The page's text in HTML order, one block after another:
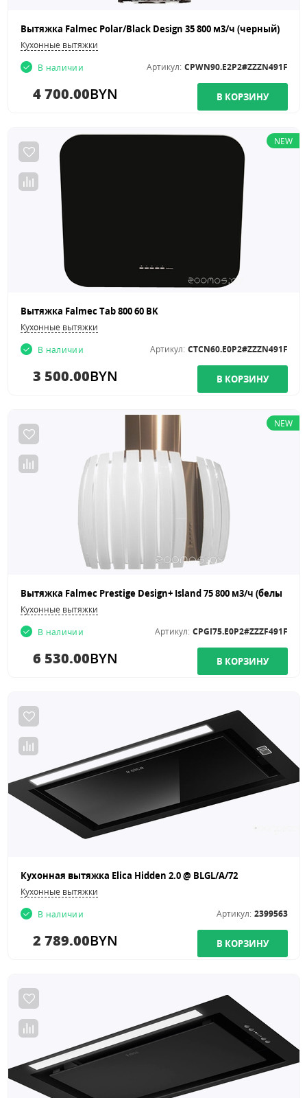
Вытяжка Falmec Polar/Black Design 35 800 м3/ч (черный)
Кухонные вытяжки
В наличии
Артикул: CPWN90.E2P2#ZZZN491F
4 700.00BYN
NEW
Вытяжка Falmec Tab 800 60 BK
Кухонные вытяжки
В наличии
Артикул: CTCN60.E0P2#ZZZN491F
3 500.00BYN
NEW
Кухонные вытяжки
В наличии
Артикул: CPGI75.E0P2#ZZZF491F
6 530.00BYN
Кухонная вытяжка Elica Hidden 2.0 @ BLGL/A/72
Кухонные вытяжки
В наличии
Артикул: 2399563
2 789.00BYN